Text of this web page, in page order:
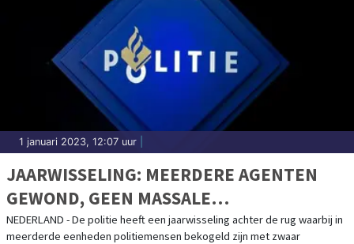
1 januari 2023, 12:07 uur
JAARWISSELING: MEERDERE AGENTEN
GEWOND, GEEN MASSALE
ORDEVERSTORINGEN
NEDERLAND - De politie heeft een jaarwisseling achter de rug waarbij in
meerderde eenheden politiemensen bekogeld zijn met zwaar